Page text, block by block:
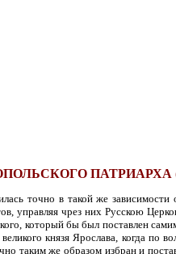
ПАТРИАРХА
точно в такой же зависимости
управляя чрез них Русскою
который бы был поставлен
князя Ярослава, когда по
таким же образом избран и